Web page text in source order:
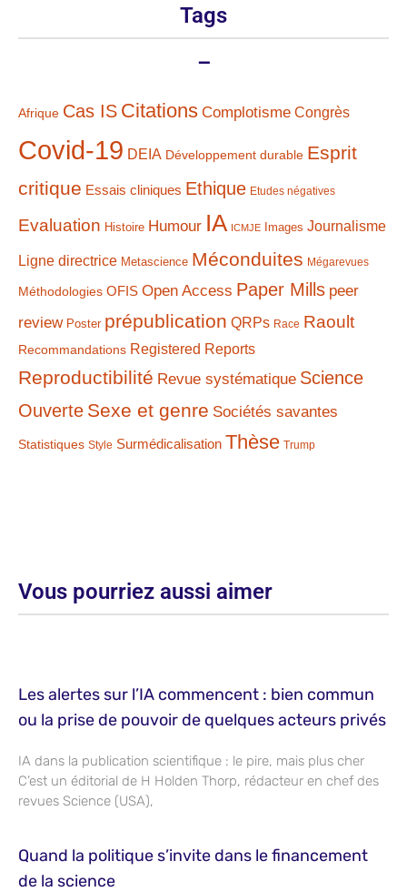
Tags
–
Afrique Cas IS Citations Complotisme Congrès
Covid-19 DEIA Développement durable Esprit
critique Essais cliniques Ethique Etudes négatives
Evaluation Histoire Humour IA ICMJE Images Journalisme
Ligne directrice Metascience Méconduites Mégarevues
Méthodologies OFIS Open Access Paper Mills peer
review Poster prépublication QRPs Race Raoult
Recommandations Registered Reports
Reproductibilité Revue systématique Science
Ouverte Sexe et genre Sociétés savantes
Statistiques Style Surmédicalisation Thèse Trump
Vous pourriez aussi aimer
Les alertes sur l’IA commencent : bien commun
ou la prise de pouvoir de quelques acteurs privés
IA dans la publication scientifique : le pire, mais plus cher
C’est un éditorial de H Holden Thorp, rédacteur en chef des
revues Science (USA),
Quand la politique s’invite dans le financement
de la science